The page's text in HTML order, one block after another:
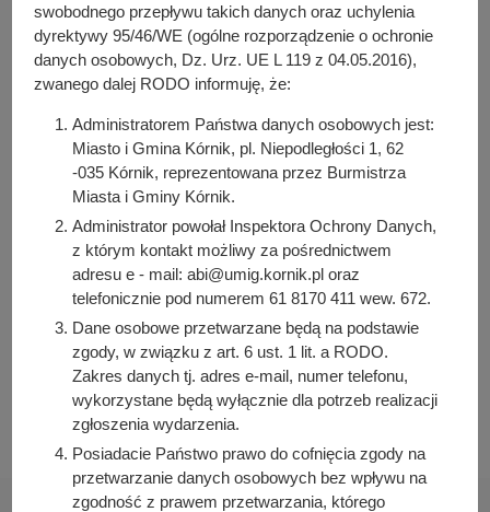
PDF-Zarządzenie nr 16/2024 z dnia 31 stycznia 2024 r.
(50.45 KB)
Liczba pobrań: 12
Osoba odpowiedzialna za treść:
Iwona Pawłowicz-Napieralska
Osoba odpowiedzialna za publikację:
Bartosz Przybylski
Data wytworzenia:
2024-02-09 11:11:54
Data publikacji:
2024-02-09 11:25:49
Data ostatniej modyfikacji:
2024-02-09 11:25:49
swobodnego przepływu takich danych oraz uchylenia
dyrektywy 95/46/WE (ogólne rozporządzenie o ochronie
danych osobowych, Dz. Urz. UE L 119 z 04.05.2016),
zwanego dalej RODO informuję, że:
Administratorem Państwa danych osobowych jest:
Miasto i Gmina Kórnik, pl. Niepodległości 1, 62
-035 Kórnik, reprezentowana przez Burmistrza
Miasta i Gminy Kórnik.
Administrator powołał Inspektora Ochrony Danych,
z którym kontakt możliwy za pośrednictwem
adresu e - mail: abi@umig.kornik.pl oraz
telefonicznie pod numerem 61 8170 411 wew. 672.
Dane osobowe przetwarzane będą na podstawie
zgody, w związku z art. 6 ust. 1 lit. a RODO.
Zakres danych tj. adres e-mail, numer telefonu,
wykorzystane będą wyłącznie dla potrzeb realizacji
zgłoszenia wydarzenia.
Posiadacie Państwo prawo do cofnięcia zgody na
przetwarzanie danych osobowych bez wpływu na
zgodność z prawem przetwarzania, którego